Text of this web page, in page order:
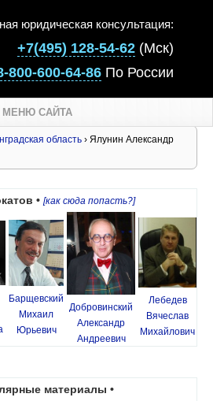
юридическая консультация:
+7(495) 128-54-62 (Мск)
800-600-64-86 По России
МЕНЮ САЙТА
область › Ялунин Александр
• [как сюда попасть?]
Барщевский
Михаил
Юрьевич
Добровинский
Александр
Андреевич
Лебедев
Вячеслав
Михайлович
материалы •